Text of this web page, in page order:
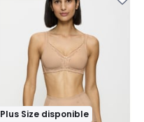
Plus Size disponible